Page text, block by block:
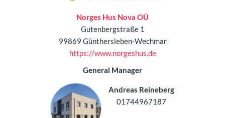
Norges Hus Nova OÜ
Gutenbergstraße 1
99869 Günthersleben-Wechmar
https://www.norgeshus.de
General Manager
Andreas Reineberg
01744967187